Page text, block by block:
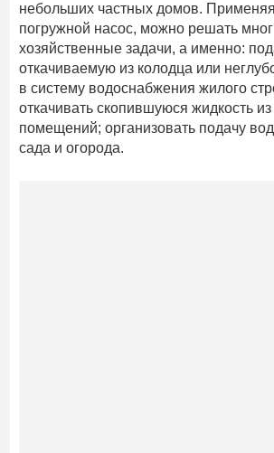
небольших частных домов.
погружной насос, можно решать
хозяйственные задачи, а именно:
откачиваемую из колодца или
в систему водоснабжения жилого
откачивать скопившуюся жидкость
помещений; организовать подачу
сада и огорода.